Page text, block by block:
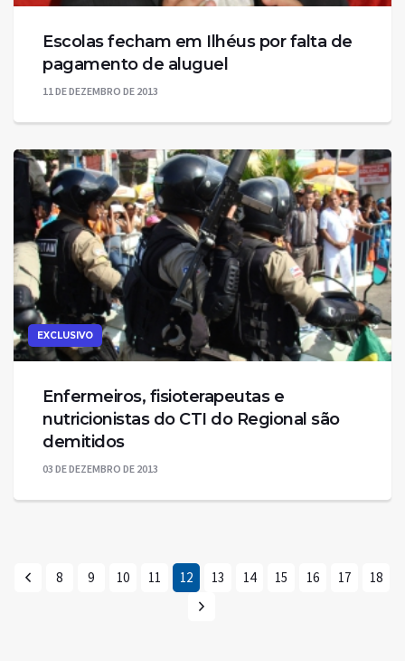
Escolas fecham em Ilhéus por falta de
pagamento de aluguel
11 DE DEZEMBRO DE 2013
EXCLUSIVO
Enfermeiros, fisioterapeutas e
nutricionistas do CTI do Regional são
demitidos
03 DE DEZEMBRO DE 2013
8 9 10 11 12 13 14 15 16 17 18